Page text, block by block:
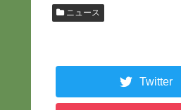
ニュース
Twitter